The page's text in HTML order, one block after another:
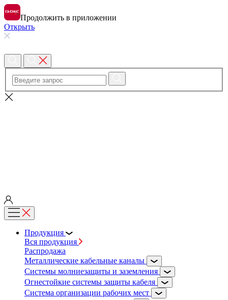
Продолжить в приложении
Открыть
Продукция
Вся продукция
Распродажа
Металлические кабельные каналы
Системы молниезащиты и заземления
Огнестойкие системы защиты кабеля
Система организации рабочих мест